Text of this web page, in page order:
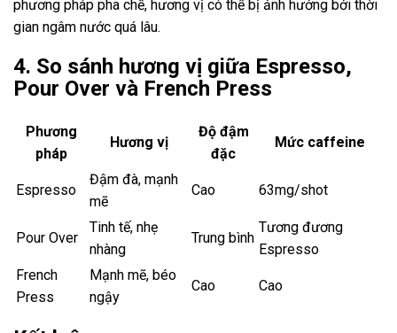
phương pháp pha chế, hương vị có thể bị ảnh hưởng bởi thời
gian ngâm nước quá lâu.
4. So sánh hương vị giữa Espresso,
Pour Over và French Press
Phương
pháp
Hương vị
Độ đậm
đặc
Mức caffeine
Espresso
Đậm đà, mạnh
mẽ
Cao 63mg/shot
Pour Over
Tinh tế, nhẹ
nhàng
Trung bình
Tương đương
Espresso
French
Press
Mạnh mẽ, béo
ngậy
Cao Cao